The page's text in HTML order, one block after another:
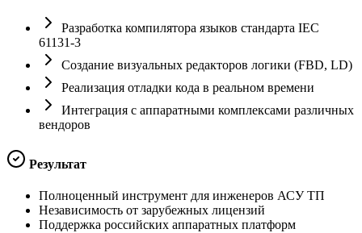
Разработка компилятора языков стандарта IEC
61131-3
Создание визуальных редакторов логики (FBD, LD)
Реализация отладки кода в реальном времени
Интеграция с аппаратными комплексами различных
вендоров
Результат
Полноценный инструмент для инженеров АСУ ТП
Независимость от зарубежных лицензий
Поддержка российских аппаратных платформ